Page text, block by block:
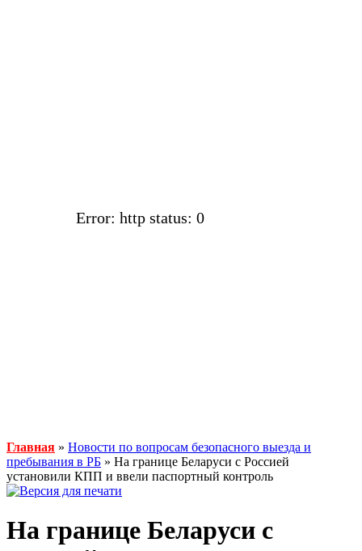
Error: http status: 0
Главная » Новости по вопросам безопасного выезда и
пребывания в РБ » На границе Беларуси с Россией
установили КПП и ввели паспортный контроль
На границе Беларуси с